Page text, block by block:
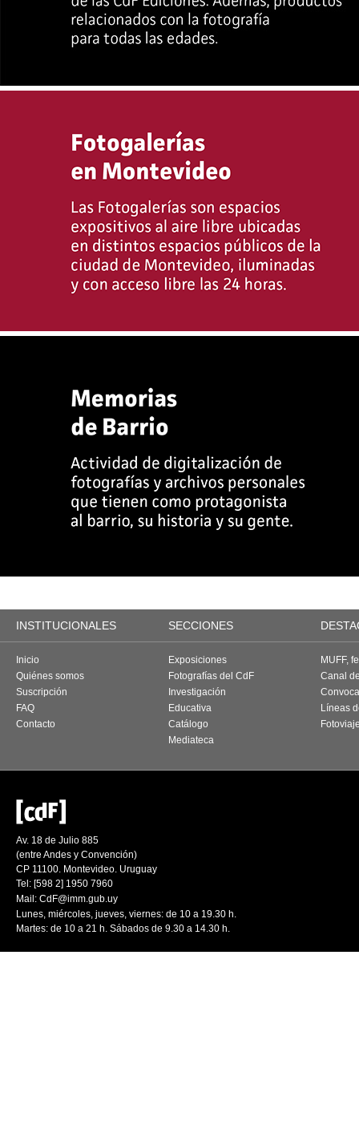
INSTITUCIONALES SECCIONES
Inicio
Quiénes somos
Suscripción
FAQ
Contacto
Exposiciones
Fotografías del CdF
Investigación
Educativa
Catálogo
Mediateca
MUFF,
Canal
Líneas
Av. 18 de Julio 885
(entre Andes y Convención)
CP 11100. Montevideo. Uruguay
Tel: [598 2] 1950 7960
Mail: CdF@imm.gub.uy
Lunes, miércoles, jueves, viernes: de 10 a 19.30 h.
Martes: de 10 a 21 h. Sábados de 9.30 a 14.30 h.